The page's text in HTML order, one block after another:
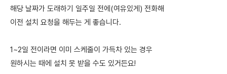
해당 날짜가 도래하기 일주일 전에(여유있게) 전화해
이전 설치 요청을 해두는 게 좋습니다.
1~2일 전이라면 이미 스케줄이 가득차 있는 경우
원하시는 때에 설치 못 받을 수도 있거든요!